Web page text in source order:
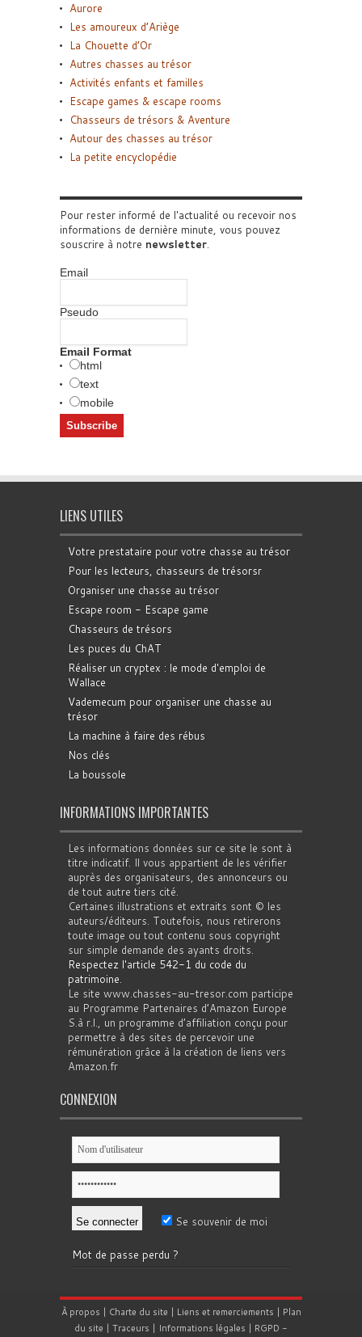
Aurore
Les amoureux d’Ariège
La Chouette d’Or
Autres chasses au trésor
Activités enfants et familles
Escape games & escape rooms
Chasseurs de trésors & Aventure
Autour des chasses au trésor
La petite encyclopédie
Pour rester informé de l'actualité ou recevoir nos
informations de dernière minute, vous pouvez
souscrire à notre newsletter.
Email
Pseudo
Email Format
html
text
mobile
LIENS UTILES
Votre prestataire pour votre chasse au trésor
Pour les lecteurs, chasseurs de trésorsr
Organiser une chasse au trésor
Escape room - Escape game
Chasseurs de trésors
Les puces du ChAT
Réaliser un cryptex : le mode d'emploi de
Wallace
Vademecum pour organiser une chasse au
trésor
La machine à faire des rébus
Nos clés
La boussole
INFORMATIONS IMPORTANTES
Les informations données sur ce site le sont à
titre indicatif. Il vous appartient de les vérifier
auprès des organisateurs, des annonceurs ou
de tout autre tiers cité.
Certaines illustrations et extraits sont © les
auteurs/éditeurs. Toutefois, nous retirerons
toute image ou tout contenu sous copyright
sur simple demande des ayants droits.
Respectez l'article 542-1 du code du
patrimoine.
Le site www.chasses-au-tresor.com participe
au Programme Partenaires d’Amazon Europe
S.à r.l., un programme d’affiliation conçu pour
permettre à des sites de percevoir une
rémunération grâce à la création de liens vers
Amazon.fr
CONNEXION
Se souvenir de moi
Mot de passe perdu ?
À propos | Charte du site | Liens et remerciements | Plan
du site | Traceurs | Informations légales | RGPD -